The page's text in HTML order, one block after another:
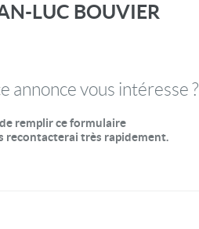
LUC BOUVIER
annonce vous intéresse ?
remplir ce formulaire
recontacterai très rapidement.